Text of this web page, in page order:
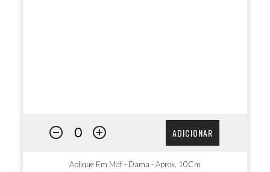
ADICIONAR
Aplique Em Mdf - Dama - Aprox. 10Cm